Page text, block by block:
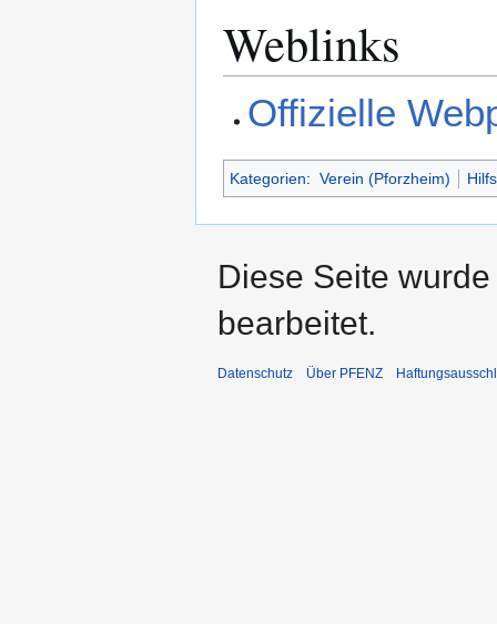
Weblinks
Offizielle
Kategorien: Verein (Pforzheim)
Diese Seite
bearbeitet.
Datenschutz Über PFENZ